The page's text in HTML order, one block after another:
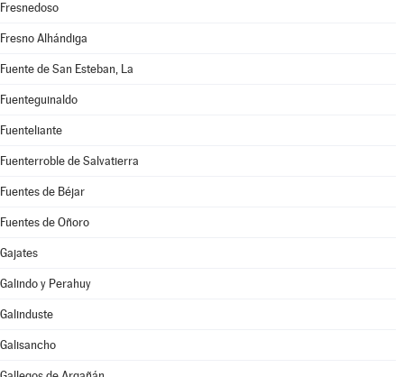
Fresnedoso
Fresno Alhándiga
Fuente de San Esteban, La
Fuenteguinaldo
Fuenteliante
Fuenterroble de Salvatierra
Fuentes de Béjar
Fuentes de Oñoro
Gajates
Galindo y Perahuy
Galinduste
Galisancho